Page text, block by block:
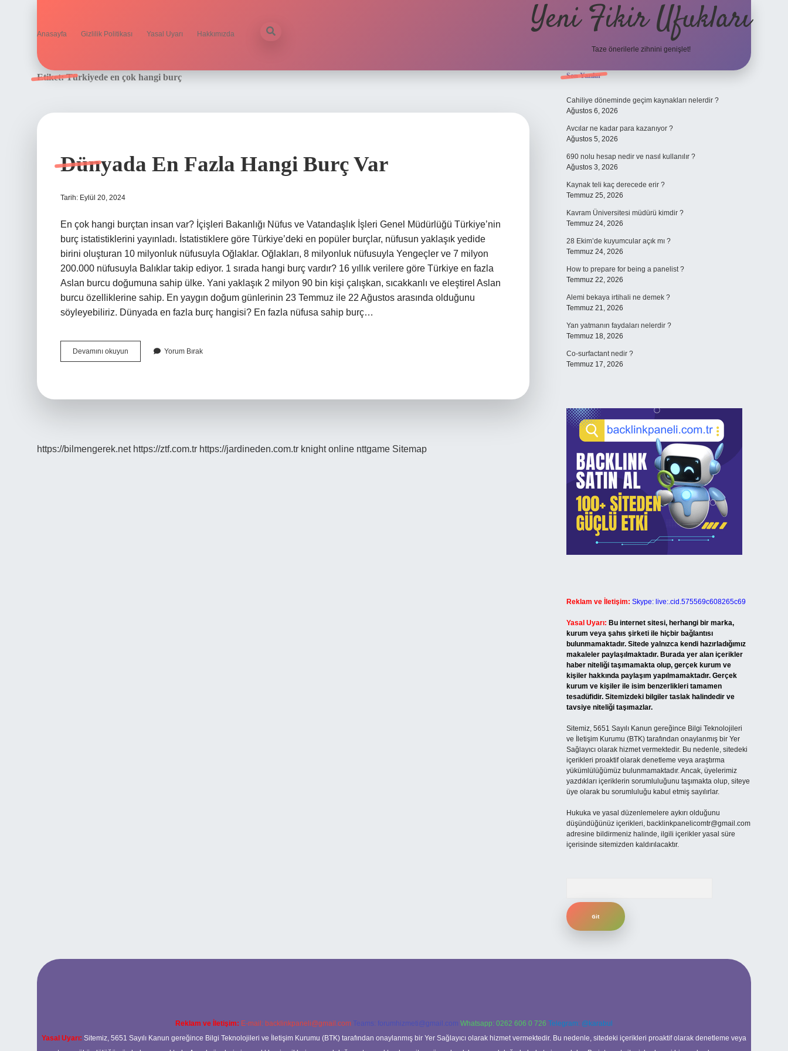
Anasayfa Gizlilik Politikası Yasal Uyarı Hakkımızda Yeni Fikir Ufukları
Taze önerilerle zihnini genişlet!
Etiket:Türkiyede en çok hangi burç
Dünyada En Fazla Hangi Burç Var
Tarih: Eylül 20, 2024
En çok hangi burçtan insan var? İçişleri Bakanlığı Nüfus ve Vatandaşlık İşleri Genel Müdürlüğü Türkiye’nin
burç istatistiklerini yayınladı. İstatistiklere göre Türkiye’deki en popüler burçlar, nüfusun yaklaşık yedide
birini oluşturan 10 milyonluk nüfusuyla Oğlaklar. Oğlakları, 8 milyonluk nüfusuyla Yengeçler ve 7 milyon
200.000 nüfusuyla Balıklar takip ediyor. 1 sırada hangi burç vardır? 16 yıllık verilere göre Türkiye en fazla
Aslan burcu doğumuna sahip ülke. Yani yaklaşık 2 milyon 90 bin kişi çalışkan, sıcakkanlı ve eleştirel Aslan
burcu özelliklerine sahip. En yaygın doğum günlerinin 23 Temmuz ile 22 Ağustos arasında olduğunu
söyleyebiliriz. Dünyada en fazla burç hangisi? En fazla nüfusa sahip burç…
Devamını okuyun Dünyada
En
Yorum Bırak
https://bilmengerek.net https://ztf.com.tr https://jardineden.com.tr knight online nttgame Sitemap
Sidebar
Son Yazılar
Cahiliye döneminde geçim kaynakları nelerdir ?
Ağustos 6, 2026
Avcılar ne kadar para kazanıyor ?
Ağustos 5, 2026
690 nolu hesap nedir ve nasıl kullanılır ?
Ağustos 3, 2026
Kaynak teli kaç derecede erir ?
Temmuz 25, 2026
Kavram Üniversitesi müdürü kimdir ?
Temmuz 24, 2026
28 Ekim’de kuyumcular açık mı ?
Temmuz 24, 2026
How to prepare for being a panelist ?
Temmuz 22, 2026
Alemi bekaya irtihali ne demek ?
Temmuz 21, 2026
Yan yatmanın faydaları nelerdir ?
Temmuz 18, 2026
Co-surfactant nedir ?
Temmuz 17, 2026
Reklam ve İletişim: Skype: live:.cid.575569c608265c69
Yasal Uyarı: Bu internet sitesi, herhangi bir marka,
kurum veya şahıs şirketi ile hiçbir bağlantısı
bulunmamaktadır. Sitede yalnızca kendi hazırladığımız
makaleler paylaşılmaktadır. Burada yer alan içerikler
haber niteliği taşımamakta olup, gerçek kurum ve
kişiler hakkında paylaşım yapılmamaktadır. Gerçek
kurum ve kişiler ile isim benzerlikleri tamamen
tesadüfidir. Sitemizdeki bilgiler taslak halindedir ve
tavsiye niteliği taşımazlar.
Sitemiz, 5651 Sayılı Kanun gereğince Bilgi Teknolojileri
ve İletişim Kurumu (BTK) tarafından onaylanmış bir Yer
Sağlayıcı olarak hizmet vermektedir. Bu nedenle, sitedeki
içerikleri proaktif olarak denetleme veya araştırma
yükümlülüğümüz bulunmamaktadır. Ancak, üyelerimiz
yazdıkları içeriklerin sorumluluğunu taşımakta olup, siteye
üye olarak bu sorumluluğu kabul etmiş sayılırlar.
Hukuka ve yasal düzenlemelere aykırı olduğunu
düşündüğünüz içerikleri, backlinkpanelicomtr@gmail.com
adresine bildirmeniz halinde, ilgili içerikler yasal süre
içerisinde sitemizden kaldırılacaktır.
Reklam ve İletişim: E-mail: backlinkpaneli@gmail.com Teams: forumhizmeti@gmail.com Whatsapp: 0262 606 0 726 Telegram: @karabul
Yasal Uyarı: Sitemiz, 5651 Sayılı Kanun gereğince Bilgi Teknolojileri ve İletişim Kurumu (BTK) tarafından onaylanmış bir Yer Sağlayıcı olarak hizmet vermektedir. Bu nedenle, sitedeki içerikleri proaktif olarak denetleme veya